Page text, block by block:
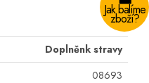
Jak balíme
zboží?
Doplněnk stravy
08693